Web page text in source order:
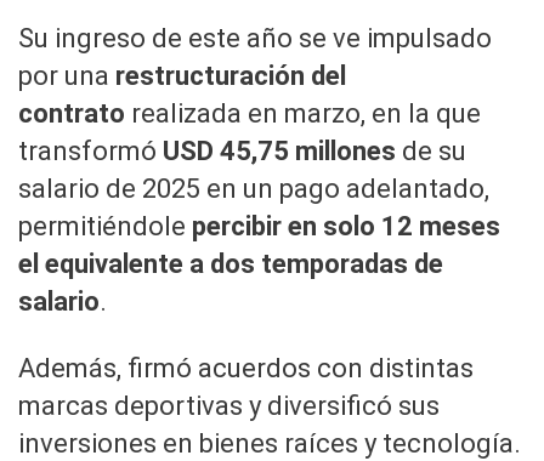
Su ingreso de este año se ve impulsado
por una restructuración del
contrato realizada en marzo, en la que
transformó USD 45,75 millones de su
salario de 2025 en un pago adelantado,
permitiéndole percibir en solo 12 meses
el equivalente a dos temporadas de
salario.
Además, firmó acuerdos con distintas
marcas deportivas y diversificó sus
inversiones en bienes raíces y tecnología.